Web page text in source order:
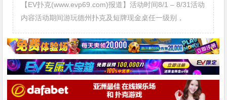
【EV扑克(www.evp69.com)报道】活动时间8/1 – 8/31活动
内容活动期间游玩德州扑克及短牌现金桌任一级别，